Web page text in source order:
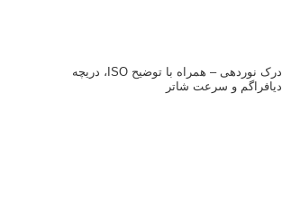
درک نوردهی – همراه با توضیح ISO، دریچه
دیافراگم و سرعت شاتر